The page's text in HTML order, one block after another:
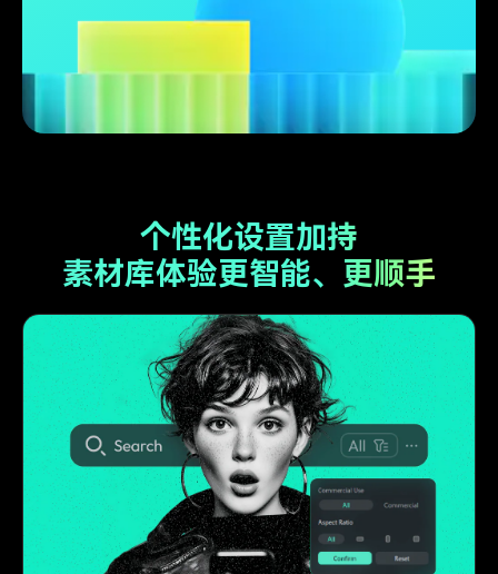
个性化设置加持
素材库体验更智能、更顺手